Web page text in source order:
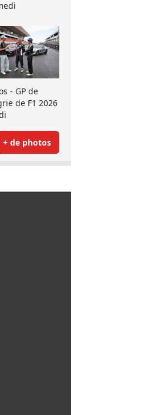
- GP de
de F1 2026
+ de photos